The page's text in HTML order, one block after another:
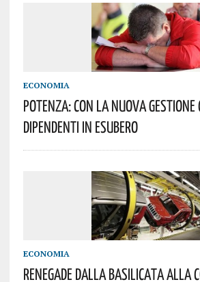
ECONOMIA
POTENZA: CON LA NUOVA
DIPENDENTI IN ESUBERO
ECONOMIA
RENEGADE DALLA BASILICATA ALLA